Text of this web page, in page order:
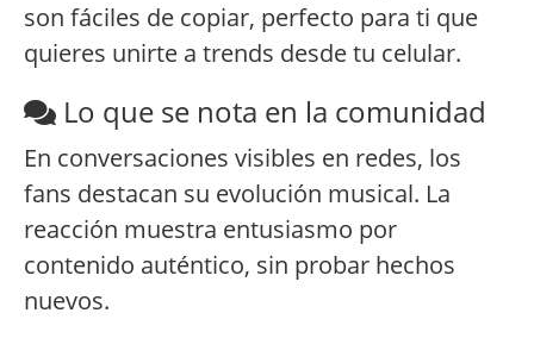
son fáciles de copiar, perfecto para ti que
quieres unirte a trends desde tu celular.
Lo que se nota en la comunidad
En conversaciones visibles en redes, los
fans destacan su evolución musical. La
reacción muestra entusiasmo por
contenido auténtico, sin probar hechos
nuevos.